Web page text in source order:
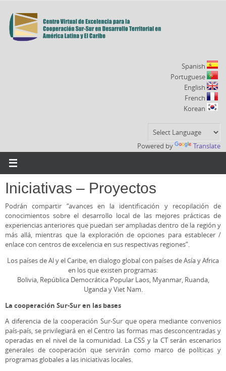
contenido
Spanish
Portuguese
English
French
Korean
Powered by Translate
Iniciativas – Proyectos
Podrán compartir “avances en la identificación y recopilación de
conocimientos sobre el desarrollo local de las mejores prácticas de
experiencias anteriores que puedan ser ampliadas dentro de la región y
más allá, mientras que la exploración de opciones para establecer /
enlace con centros de excelencia en sus respectivas regiones”.
Los países de Al y el Caribe, en dialogo global con países de Asía y Africa
en los que existen programas:
Bolivia, República Democrática Popular Laos, Myanmar, Ruanda,
Uganda y Viet Nam.
La cooperación Sur-Sur en las bases
A diferencia de la cooperación Sur-Sur que opera mediante convenios
país-país, se privilegiará en el Centro las formas mas desconcentradas y
operadas en el nivel de la comunidad. La CSS y la CT serán escenarios
generales de cooperación que servirán como marco de políticas y
programas globales a las iniciativas locales.